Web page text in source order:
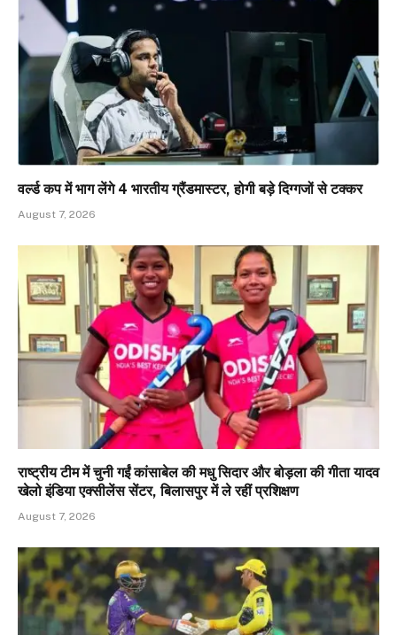
वर्ल्ड कप में भाग लेंगे 4 भारतीय ग्रैंडमास्टर, होगी बड़े दिग्गजों से टक्कर
August 7, 2026
राष्ट्रीय टीम में चुनी गईं कांसाबेल की मधु सिदार और बोड़ला की गीता यादव
खेलो इंडिया एक्सीलेंस सेंटर, बिलासपुर में ले रहीं प्रशिक्षण
August 7, 2026